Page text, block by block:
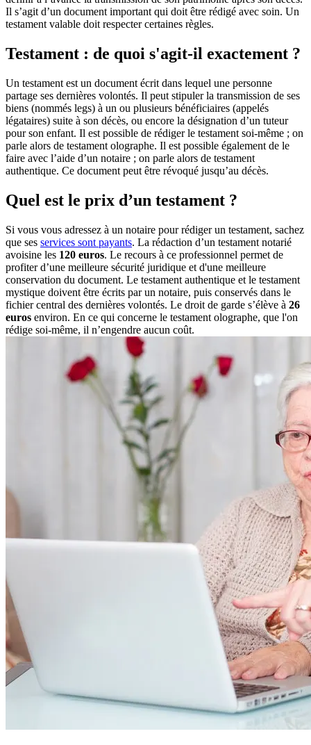
Il s’agit d’un document important qui doit être rédigé avec soin. Un
testament valable doit respecter certaines règles.
Testament : de quoi s'agit-il exactement ?
Un testament est un document écrit dans lequel une personne
partage ses dernières volontés. Il peut stipuler la transmission de ses
biens (nommés legs) à un ou plusieurs bénéficiaires (appelés
légataires) suite à son décès, ou encore la désignation d’un tuteur
pour son enfant. Il est possible de rédiger le testament soi-même ; on
parle alors de testament olographe. Il est possible également de le
faire avec l’aide d’un notaire ; on parle alors de testament
authentique. Ce document peut être révoqué jusqu’au décès.
Quel est le prix d’un testament ?
Si vous vous adressez à un notaire pour rédiger un testament, sachez
que ses services sont payants. La rédaction d’un testament notarié
avoisine les 120 euros. Le recours à ce professionnel permet de
profiter d’une meilleure sécurité juridique et d'une meilleure
conservation du document. Le testament authentique et le testament
mystique doivent être écrits par un notaire, puis conservés dans le
fichier central des dernières volontés. Le droit de garde s’élève à 26
euros environ. En ce qui concerne le testament olographe, que l'on
rédige soi-même, il n’engendre aucun coût.